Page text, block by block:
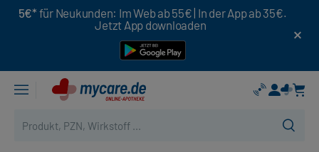
5€* für Neukunden: Im Web ab 55€ | In der App ab 35€.
Jetzt App downloaden